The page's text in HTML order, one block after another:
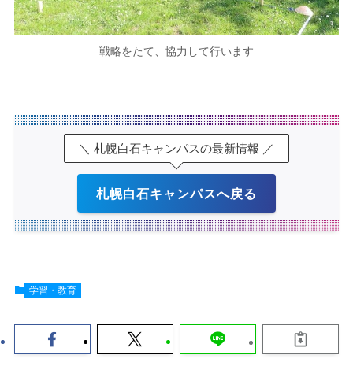
戦略をたて、協力して行います
＼ 札幌白石キャンパスの最新情報 ／
札幌白石キャンパスへ戻る
学習・教育